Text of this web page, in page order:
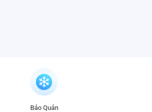
Bảo Quản